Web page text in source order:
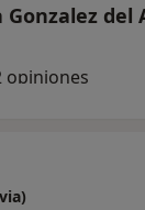
Gonzalez del
opiniones